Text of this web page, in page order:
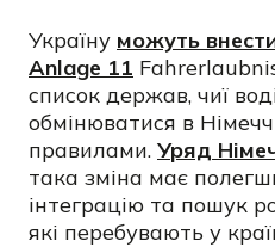
Україну можуть
Anlage 11
список держав, чиї
обмінюватися в
правилами. Уряд
така зміна має
інтеграцію та пошук
які перебувають у